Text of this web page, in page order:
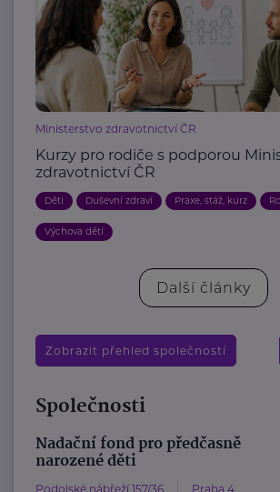
Ministerstvo zdravotnictví ČR
Kurzy pro rodiče s podporou
zdravotnictví ČR
Děti Duševní zdraví Praxe, stáž, kurz
Výchova dětí
Další články
Zobrazit přehled společností
Společnosti
Nadační fond pro předčasně
narozené děti
Podolské nábřeží 157/36 Praha 4